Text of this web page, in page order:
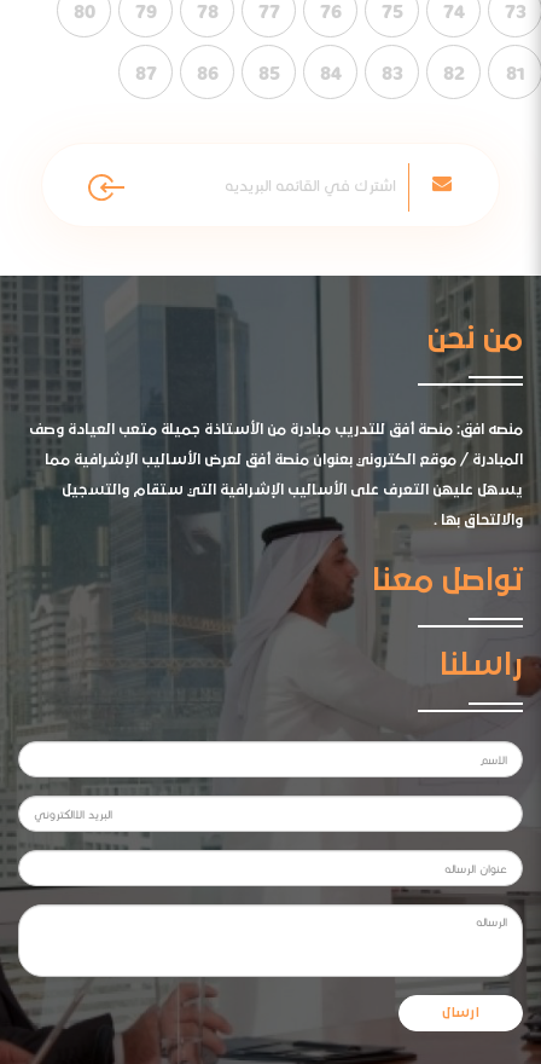
73
74
75
76
77
78
79
80
81
82
83
84
85
86
87
من نحن
منصه افق: منصة أفق للتدريب مبادرة من الأستاذة جميلة متعب العيادة وصف
المبادرة / موقع الكتروني بعنوان منصة أفق لعرض الأساليب الإشرافية مما
يسهل عليهن التعرف على الأساليب الإشرافية التي ستقام والتسجيل
والالتحاق بها .
تواصل معنا
راسلنا
ارسال